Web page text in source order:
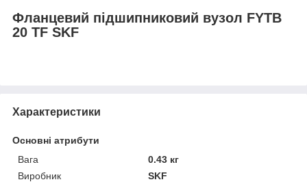
Фланцевий підшипниковий вузол FYTB
20 TF SKF
Характеристики
Основні атрибути
Вага
0.43 кг
Виробник
SKF